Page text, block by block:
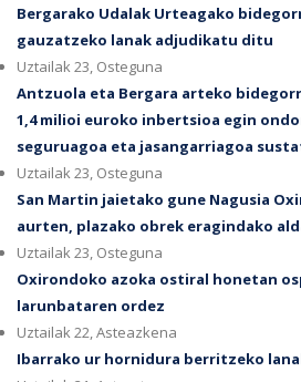
Bergarako Udalak Urteagako
gauzatzeko lanak adjudikatu ditu
Uztailak 23, Osteguna
Antzuola eta Bergara arteko
1,4 milioi euroko inbertsioa egin
seguruagoa eta jasangarriagoa
Uztailak 23, Osteguna
San Martin jaietako gune Nagusia
aurten, plazako obrek eragindako
Uztailak 23, Osteguna
Oxirondoko azoka ostiral honetan
larunbataren ordez
Uztailak 22, Asteazkena
Ibarrako ur hornidura berritzeko